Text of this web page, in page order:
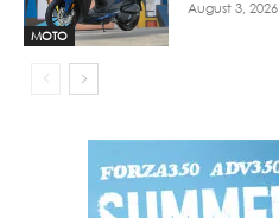
MOTO
August 3, 2026